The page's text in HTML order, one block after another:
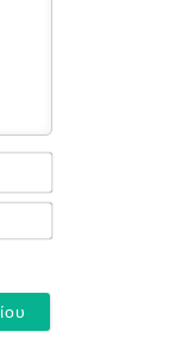
Name*
Email*